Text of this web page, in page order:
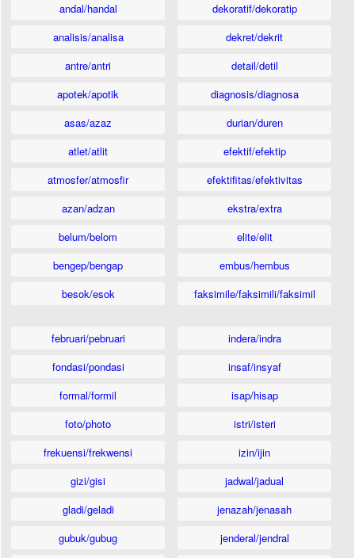
andal/handal
analisis/analisa
antre/antri
apotek/apotik
asas/azaz
atlet/atlit
atmosfer/atmosfir
azan/adzan
belum/belom
bengep/bengap
besok/esok
dekoratif/dekoratip
dekret/dekrit
detail/detil
diagnosis/diagnosa
durian/duren
efektif/efektip
efektifitas/efektivitas
ekstra/extra
elite/elit
embus/hembus
faksimile/faksimili/faksimil
februari/pebruari
fondasi/pondasi
formal/formil
foto/photo
frekuensi/frekwensi
gizi/gisi
gladi/geladi
gubuk/gubug
indera/indra
insaf/insyaf
isap/hisap
istri/isteri
izin/ijin
jadwal/jadual
jenazah/jenasah
jenderal/jendral